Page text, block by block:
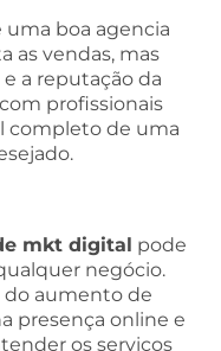
uma boa agencia
as vendas, mas
a reputação da
profissionais
completo de uma
mkt digital pode
negócio.
do aumento de
presença online e
os serviços